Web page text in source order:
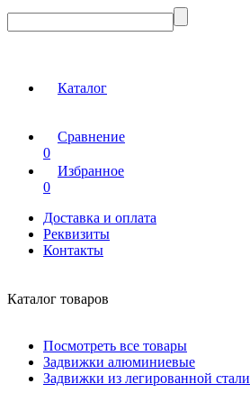
Каталог
Сравнение
0
Избранное
0
Доставка и оплата
Реквизиты
Контакты
Каталог товаров
Посмотреть все товары
Задвижки алюминиевые
Задвижки из легированной стали